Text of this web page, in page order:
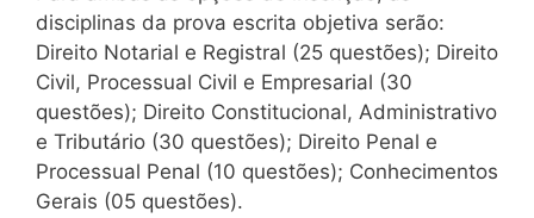
disciplinas da prova escrita objetiva serão:
Direito Notarial e Registral (25 questões); Direito
Civil, Processual Civil e Empresarial (30
questões); Direito Constitucional, Administrativo
e Tributário (30 questões); Direito Penal e
Processual Penal (10 questões); Conhecimentos
Gerais (05 questões).